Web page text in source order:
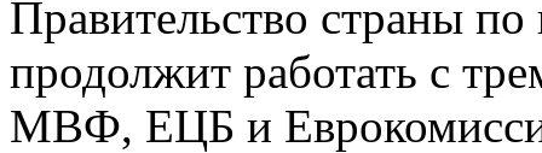
Правительство страны
продолжит работать с
МВФ, ЕЦБ и